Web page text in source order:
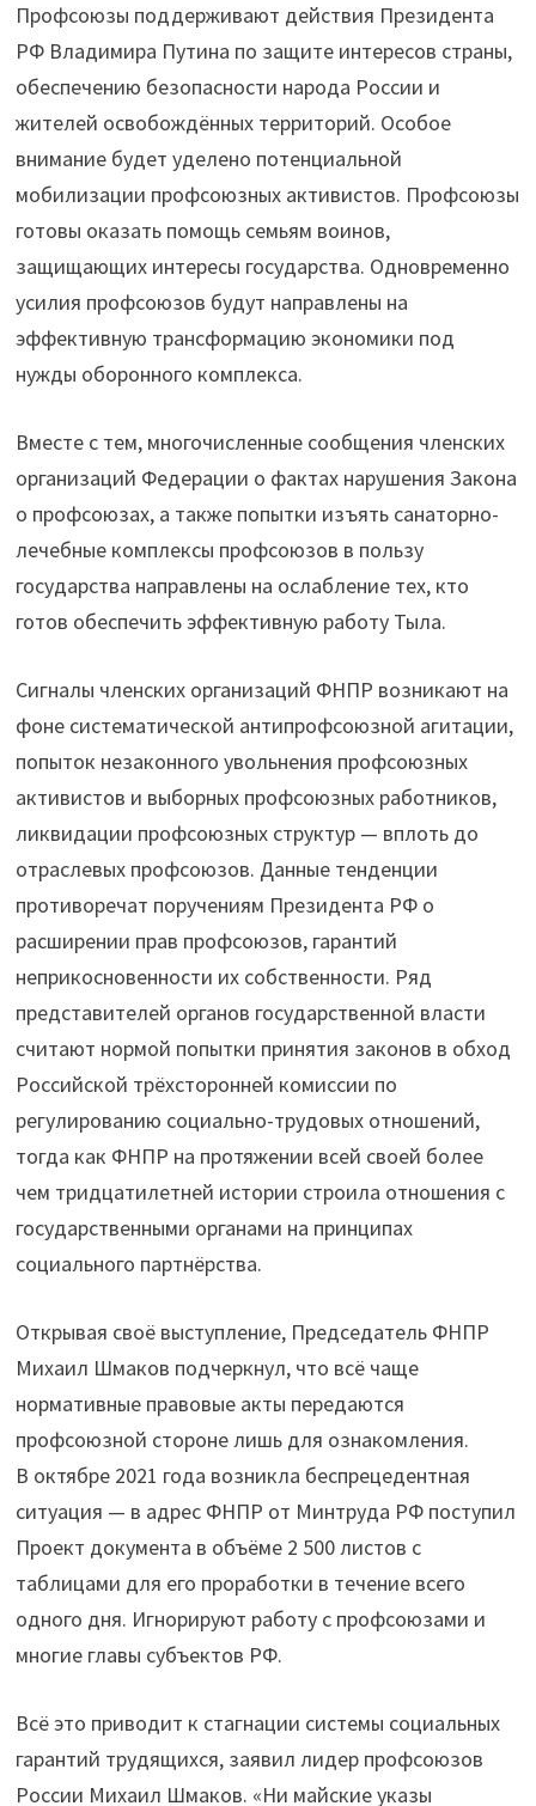
Профсоюзы поддерживают действия Президента
РФ Владимира Путина по защите интересов страны,
обеспечению безопасности народа России и
жителей освобождённых территорий. Особое
внимание будет уделено потенциальной
мобилизации профсоюзных активистов. Профсоюзы
готовы оказать помощь семьям воинов,
защищающих интересы государства. Одновременно
усилия профсоюзов будут направлены на
эффективную трансформацию экономики под
нужды оборонного комплекса.
Вместе с тем, многочисленные сообщения членских
организаций Федерации о фактах нарушения Закона
о профсоюзах, а также попытки изъять санаторно-
лечебные комплексы профсоюзов в пользу
государства направлены на ослабление тех, кто
готов обеспечить эффективную работу Тыла.
Сигналы членских организаций ФНПР возникают на
фоне систематической антипрофсоюзной агитации,
попыток незаконного увольнения профсоюзных
активистов и выборных профсоюзных работников,
ликвидации профсоюзных структур — вплоть до
отраслевых профсоюзов. Данные тенденции
противоречат поручениям Президента РФ о
расширении прав профсоюзов, гарантий
неприкосновенности их собственности. Ряд
представителей органов государственной власти
считают нормой попытки принятия законов в обход
Российской трёхсторонней комиссии по
регулированию социально-трудовых отношений,
тогда как ФНПР на протяжении всей своей более
чем тридцатилетней истории строила отношения с
государственными органами на принципах
социального партнёрства.
Открывая своё выступление, Председатель ФНПР
Михаил Шмаков подчеркнул, что всё чаще
нормативные правовые акты передаются
профсоюзной стороне лишь для ознакомления.
В октябре 2021 года возникла беспрецедентная
ситуация — в адрес ФНПР от Минтруда РФ поступил
Проект документа в объёме 2 500 листов с
таблицами для его проработки в течение всего
одного дня. Игнорируют работу с профсоюзами и
многие главы субъектов РФ.
Всё это приводит к стагнации системы социальных
гарантий трудящихся, заявил лидер профсоюзов
России Михаил Шмаков. «Ни майские указы